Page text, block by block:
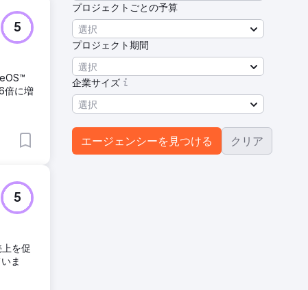
5
倍に増
5
を促
ま
プロジェクトごとの予算
選択
プロジェクト期間
選択
企業サイズ
選択
エージェンシーを見つける クリア